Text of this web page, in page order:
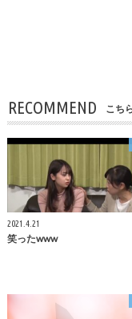
RECOMMEND こち
2021.4.21
笑ったwww